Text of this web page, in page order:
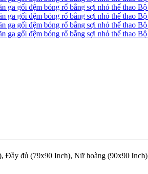
Đầy đủ (79x90 Inch), Nữ hoàng (90x90 Inch)